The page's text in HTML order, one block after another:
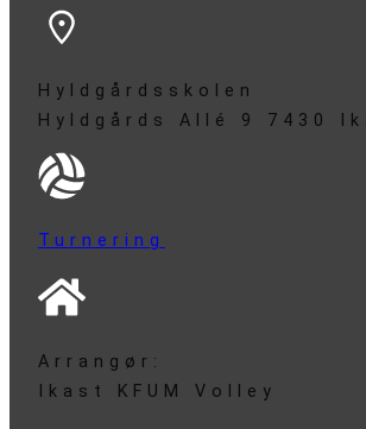
Hyldgårdsskolen
Hyldgårds Allé 9 7430
Turnering
Arrangør:
Ikast KFUM Volley